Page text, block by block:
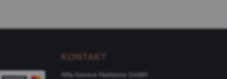
KONTAKT
Alfa-Service Hurtienne GmbH